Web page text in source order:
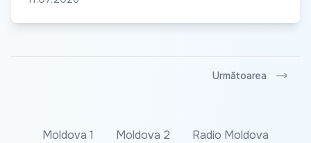
Următoarea
Moldova 1 Moldova 2
Radio Moldova